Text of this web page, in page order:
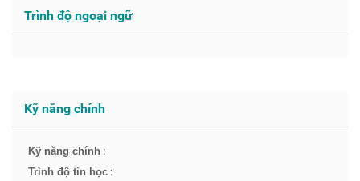
Trình độ ngoại ngữ
Kỹ năng chính
Kỹ năng chính :
Trình độ tin học :